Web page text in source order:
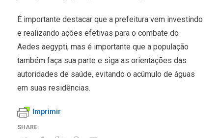
É importante destacar que a prefeitura vem investindo
e realizando ações efetivas para o combate do
Aedes aegypti, mas é importante que a população
também faça sua parte e siga as orientações das
autoridades de saúde, evitando o acúmulo de águas
em suas residências.
Imprimir